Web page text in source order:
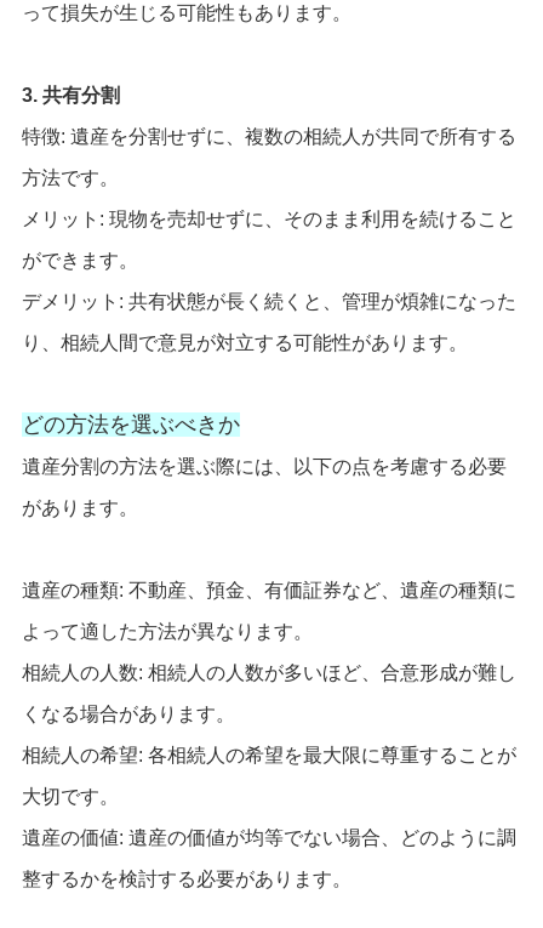
って損失が生じる可能性もあります。
3. 共有分割
特徴: 遺産を分割せずに、複数の相続人が共同で所有する
方法です。
メリット: 現物を売却せずに、そのまま利用を続けること
ができます。
デメリット: 共有状態が長く続くと、管理が煩雑になった
り、相続人間で意見が対立する可能性があります。
どの方法を選ぶべきか
遺産分割の方法を選ぶ際には、以下の点を考慮する必要
があります。
遺産の種類: 不動産、預金、有価証券など、遺産の種類に
よって適した方法が異なります。
相続人の人数: 相続人の人数が多いほど、合意形成が難し
くなる場合があります。
相続人の希望: 各相続人の希望を最大限に尊重することが
大切です。
遺産の価値: 遺産の価値が均等でない場合、どのように調
整するかを検討する必要があります。